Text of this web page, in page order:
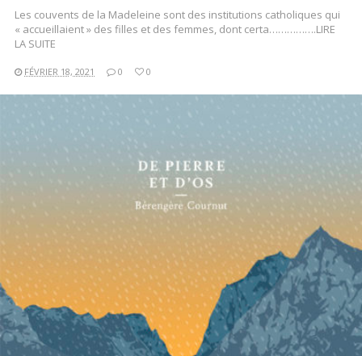
Les couvents de la Madeleine sont des institutions catholiques qui
« accueillaient » des filles et des femmes, dont certa…………….LIRE
LA SUITE
FÉVRIER 18, 2021 0 0
LIRE LA SUITE